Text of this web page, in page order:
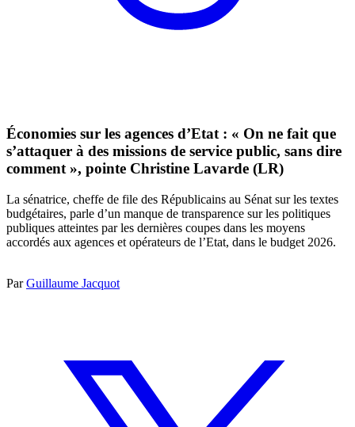
Économies sur les agences d’Etat : « On ne fait que
s’attaquer à des missions de service public, sans dire
comment », pointe Christine Lavarde (LR)
La sénatrice, cheffe de file des Républicains au Sénat sur les textes
budgétaires, parle d’un manque de transparence sur les politiques
publiques atteintes par les dernières coupes dans les moyens
accordés aux agences et opérateurs de l’Etat, dans le budget 2026.
ParGuillaume Jacquot